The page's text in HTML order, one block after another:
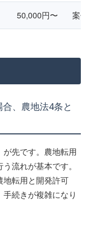
50,000円〜 案件
、農地法4条と
先です。農地転用
流れが基本です。
地転用と開発許可
手続きが複雑になり